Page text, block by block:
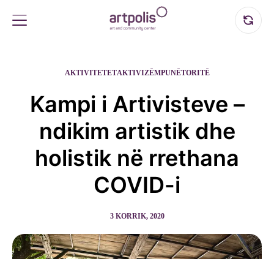
AKTIVITETETAKTIVIZËMPUNËTORITË
Kampi i Artivisteve –
ndikim artistik dhe
holistik në rrethana
COVID-i
3 KORRIK, 2020